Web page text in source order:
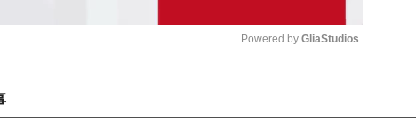
u
Powered by GliaStudios